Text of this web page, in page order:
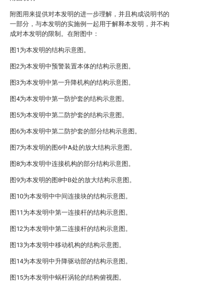
附图用来提供对本发明的进一步理解，并且构成说明书的
一部分，与本发明的实施例一起用于解释本发明，并不构
成对本发明的限制。在附图中：
图1为本发明的结构示意图。
图2为本发明中预警装置本体的结构示意图。
图3为本发明中第一升降机构的结构示意图。
图4为本发明中第一防护套的结构示意图。
图5为本发明中第二防护套的结构示意图。
图6为本发明中第二防护套的部分结构示意图。
图7为本发明的图6中A处的放大结构示意图。
图8为本发明中连接机构的部分结构示意图。
图9为本发明的图8中B处的放大结构示意图。
图10为本发明中中间连接块的结构示意图。
图11为本发明中第一连接杆的结构示意图。
图12为本发明中第二连接杆的结构示意图。
图13为本发明中移动机构的结构示意图。
图14为本发明中升降驱动部的结构示意图。
图15为本发明中蜗杆涡轮的结构俯视图。